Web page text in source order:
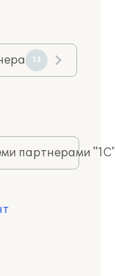
13
партнерами